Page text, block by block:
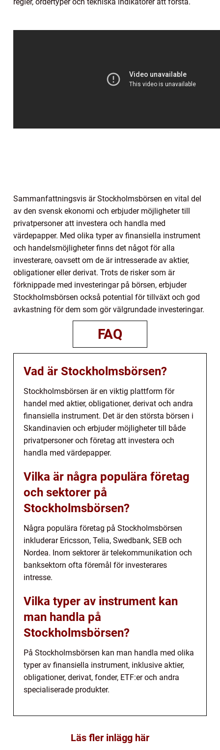
Sammanfattningsvis är Stockholmsbörsen en vital del
av den svensk ekonomi och erbjuder möjligheter till
privatpersoner att investera och handla med
värdepapper. Med olika typer av finansiella instrument
och handelsmöjligheter finns det något för alla
investerare, oavsett om de är intresserade av aktier,
obligationer eller derivat. Trots de risker som är
förknippade med investeringar på börsen, erbjuder
Stockholmsbörsen också potential för tillväxt och god
avkastning för dem som gör välgrundade investeringar.
FAQ
Vad är Stockholmsbörsen?
Stockholmsbörsen är en viktig plattform för
handel med aktier, obligationer, derivat och andra
finansiella instrument. Det är den största börsen i
Skandinavien och erbjuder möjligheter till både
privatpersoner och företag att investera och
handla med värdepapper.
Vilka är några populära företag
och sektorer på
Stockholmsbörsen?
Några populära företag på Stockholmsbörsen
inkluderar Ericsson, Telia, Swedbank, SEB och
Nordea. Inom sektorer är telekommunikation och
banksektorn ofta föremål för investerares
intresse.
Vilka typer av instrument kan
man handla på
Stockholmsbörsen?
På Stockholmsbörsen kan man handla med olika
typer av finansiella instrument, inklusive aktier,
obligationer, derivat, fonder, ETF:er och andra
specialiserade produkter.
Läs fler inlägg här